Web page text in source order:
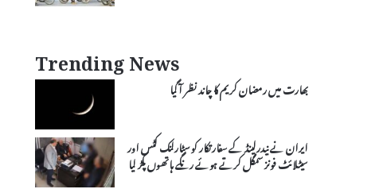
Trending News
بھارت میں رمضان کریم کا چاند نظر آ گیا
ایران نے نیدرلینڈ کے سفارتکار کو سٹارلنک کٹس اور
سیٹلائٹ فونز سمگل کرتے ہوئے رنگے ہاتھوں پکڑ لیا